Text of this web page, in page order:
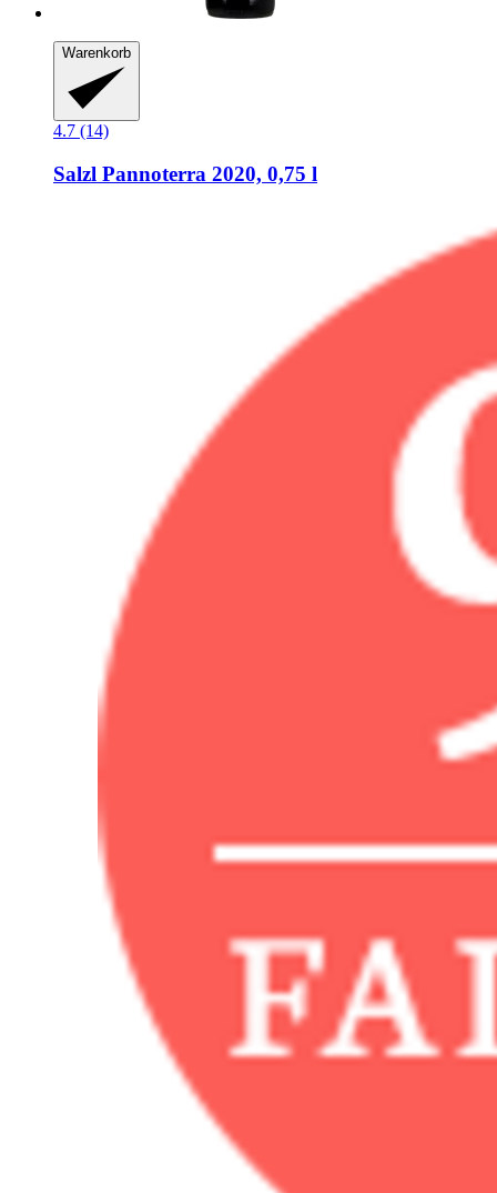
Warenkorb
4.7 (14)
Salzl Pannoterra 2020, 0,75 l